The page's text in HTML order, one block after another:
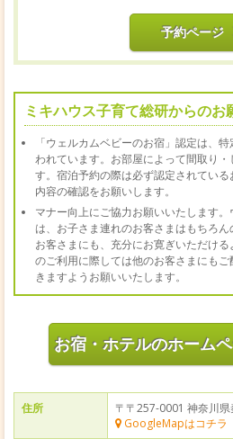
予約ページ
ミキハウス子育て総研からのお
「ウェルカムベビーのお宿」認定は、
われています。お部屋によって間取り
す。宿泊予約の際は必ず認定されてい
内容の確認をお願いします。
マナー向上にご協力お願いいたします
は、お子さま連れのお客さまはもちろ
お客さまにも、充分にお寛ぎいただけ
のご利用に際しては他のお客さまにも
きますようお願いいたします。
お宿・ホテルのホーム
住所
〒〒257-0001 神奈川
GoogleMapはコチラ